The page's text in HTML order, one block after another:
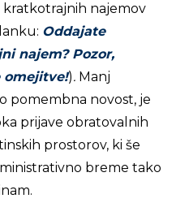
najemov
Oddajate
najem? Pozor,
omejitve!).Manj
pomembna novost, je
prijave obratovalnih
prostorov, ki še
breme tako